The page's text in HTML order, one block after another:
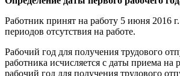
Работник принят на работу 5 июня 2016
периодов отсутствия на работе.
Рабочий год для получения трудового
работника исчисляется с даты приема на
рабочий год для получения трудового